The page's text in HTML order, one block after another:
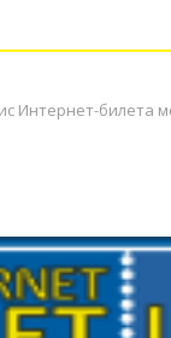
Интернет-билета